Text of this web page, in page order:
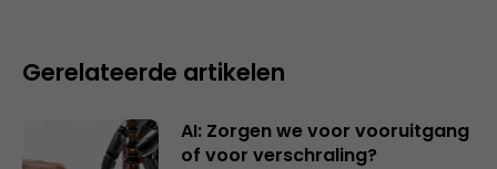
Gerelateerde artikelen
AI: Zorgen we voor vooruitgang
of voor verschraling?